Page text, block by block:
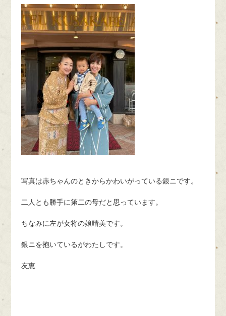
写真は赤ちゃんのときからかわいがっている銀ニです。
二人とも勝手に第二の母だと思っています。
ちなみに左が女将の娘晴美です。
銀ニを抱いているがわたしです。
友恵